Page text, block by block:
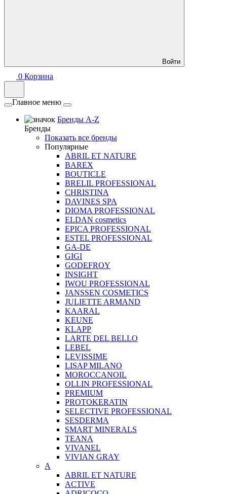
Войти
0 Корзина
Главное меню
Бренды A-Z
Бренды
Показать все бренды
Популярные
ABRIL ET NATURE
BAREX
BOUTICLE
BRELIL PROFESSIONAL
CHRISTINA
DAVINES SPA
DIOMA PROFESSIONAL
ELDAN cosmetics
EPICA PROFESSIONAL
ESTEL PROFESSIONAL
GA-DE
GIGI
GODEFROY
INSIGHT
IWOU PROFESSIONAL
JANSSEN COSMETICS
JULIETTE ARMAND
KAARAL
KEUNE
KLAPP
LARTE DEL BELLO
LEBEL
LEVISSIME
LISAP MILANO
MOROCCANOIL
OLLIN PROFESSIONAL
PREMIUM
PROTOKERATIN
SELECTIVE PROFESSIONAL
SESDERMA
SMART MINERALS
TEANA
VIVANEL
VIVIAN GRAY
A
ABRIL ET NATURE
ACTIVE